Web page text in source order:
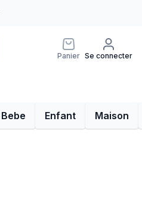
Panier Se connecter
Bebe Enfant Maison